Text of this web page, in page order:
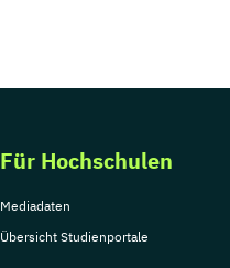
Für Hochschulen
Mediadaten
Übersicht Studienportale